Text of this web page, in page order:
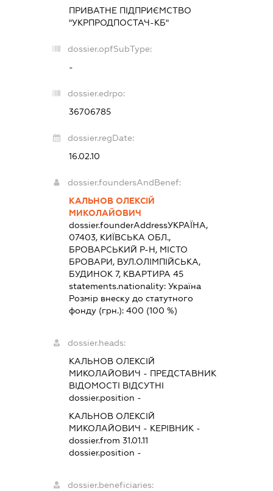
ПРИВАТНЕ ПІДПРИЄМСТВО
"УКРПРОДПОСТАЧ-КБ"
dossier.opfSubType:
-
dossier.edrpo:
36706785
dossier.regDate:
16.02.10
dossier.foundersAndBenef:
КАЛЬНОВ ОЛЕКСІЙ
МИКОЛАЙОВИЧ
dossier.founderAddressУКРАЇНА,
07403, КИЇВСЬКА ОБЛ.,
БРОВАРСЬКИЙ Р-Н, МІСТО
БРОВАРИ, ВУЛ.ОЛІМПІЙСЬКА,
БУДИНОК 7, КВАРТИРА 45
statements.nationality:Україна
Розмір внеску до статутного
фонду (грн.):400 (100 %)
dossier.heads:
КАЛЬНОВ ОЛЕКСІЙ
МИКОЛАЙОВИЧ - ПРЕДСТАВНИК
ВІДОМОСТІ ВІДСУТНІ
dossier.position -
КАЛЬНОВ ОЛЕКСІЙ
МИКОЛАЙОВИЧ - КЕРІВНИК -
dossier.from 31.01.11
dossier.position -
dossier.beneficiaries: